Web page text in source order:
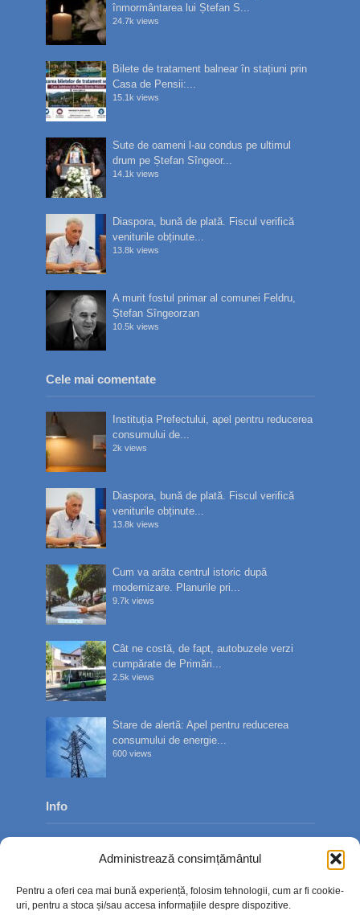
Administrează consimțământul
Pentru a oferi cea mai bună experiență, folosim tehnologii, cum ar fi cookie-
uri, pentru a stoca și/sau accesa informațiile despre dispozitive.
înmormântarea lui Ștefan S...
24.7k views
Bilete de tratament balnear în stațiuni prin
Casa de Pensii:...
15.1k views
Sute de oameni l-au condus pe ultimul
drum pe Ștefan Sîngeor...
14.1k views
Diaspora, bună de plată. Fiscul verifică
veniturile obținute...
13.8k views
A murit fostul primar al comunei Feldru,
Ștefan Sîngeorzan
10.5k views
Cele mai comentate
Instituția Prefectului, apel pentru reducerea
consumului de...
2k views
Diaspora, bună de plată. Fiscul verifică
veniturile obținute...
13.8k views
Cum va arăta centrul istoric după
modernizare. Planurile pri...
9.7k views
Cât ne costă, de fapt, autobuzele verzi
cumpărate de Primări...
2.5k views
Stare de alertă: Apel pentru reducerea
consumului de energie...
600 views
Info
Contact